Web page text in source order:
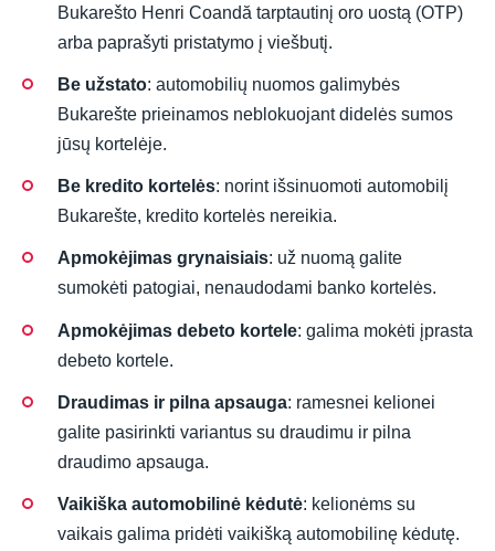
Bukarešto Henri Coandă tarptautinį oro uostą (OTP)
arba paprašyti pristatymo į viešbutį.
Be užstato: automobilių nuomos galimybės
Bukarešte prieinamos neblokuojant didelės sumos
jūsų kortelėje.
Be kredito kortelės: norint išsinuomoti automobilį
Bukarešte, kredito kortelės nereikia.
Apmokėjimas grynaisiais: už nuomą galite
sumokėti patogiai, nenaudodami banko kortelės.
Apmokėjimas debeto kortele: galima mokėti įprasta
debeto kortele.
Draudimas ir pilna apsauga: ramesnei kelionei
galite pasirinkti variantus su draudimu ir pilna
draudimo apsauga.
Vaikiška automobilinė kėdutė: kelionėms su
vaikais galima pridėti vaikišką automobilinę kėdutę.